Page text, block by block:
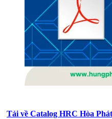
Tải về Catalog HRC Hòa